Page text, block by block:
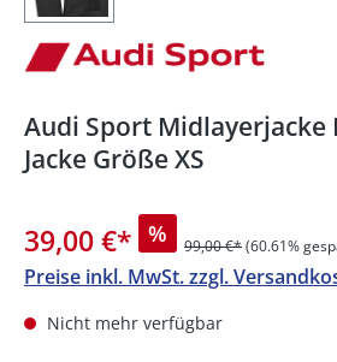
Audi Sport Midlayerjacke
Jacke Größe XS
39,00 €* % 99,00 €*(60.61%
Preise inkl. MwSt. zzgl.
Nicht mehr verfügbar